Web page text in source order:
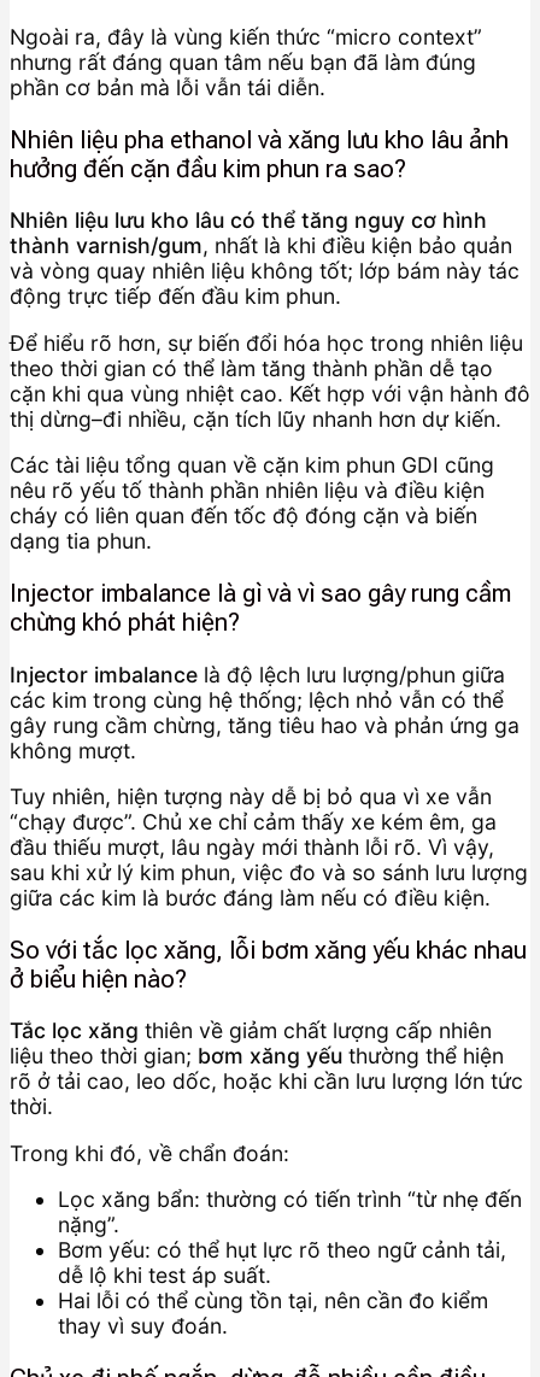
Ngoài ra, đây là vùng kiến thức “micro context”
nhưng rất đáng quan tâm nếu bạn đã làm đúng
phần cơ bản mà lỗi vẫn tái diễn.
Nhiên liệu pha ethanol và xăng lưu kho lâu ảnh
hưởng đến cặn đầu kim phun ra sao?
Nhiên liệu lưu kho lâu có thể tăng nguy cơ hình
thành varnish/gum, nhất là khi điều kiện bảo quản
và vòng quay nhiên liệu không tốt; lớp bám này tác
động trực tiếp đến đầu kim phun.
Để hiểu rõ hơn, sự biến đổi hóa học trong nhiên liệu
theo thời gian có thể làm tăng thành phần dễ tạo
cặn khi qua vùng nhiệt cao. Kết hợp với vận hành đô
thị dừng–đi nhiều, cặn tích lũy nhanh hơn dự kiến.
Các tài liệu tổng quan về cặn kim phun GDI cũng
nêu rõ yếu tố thành phần nhiên liệu và điều kiện
cháy có liên quan đến tốc độ đóng cặn và biến
dạng tia phun.
Injector imbalance là gì và vì sao gây rung cầm
chừng khó phát hiện?
Injector imbalance là độ lệch lưu lượng/phun giữa
các kim trong cùng hệ thống; lệch nhỏ vẫn có thể
gây rung cầm chừng, tăng tiêu hao và phản ứng ga
không mượt.
Tuy nhiên, hiện tượng này dễ bị bỏ qua vì xe vẫn
“chạy được”. Chủ xe chỉ cảm thấy xe kém êm, ga
đầu thiếu mượt, lâu ngày mới thành lỗi rõ. Vì vậy,
sau khi xử lý kim phun, việc đo và so sánh lưu lượng
giữa các kim là bước đáng làm nếu có điều kiện.
So với tắc lọc xăng, lỗi bơm xăng yếu khác nhau
ở biểu hiện nào?
Tắc lọc xăng thiên về giảm chất lượng cấp nhiên
liệu theo thời gian; bơm xăng yếu thường thể hiện
rõ ở tải cao, leo dốc, hoặc khi cần lưu lượng lớn tức
thời.
Trong khi đó, về chẩn đoán:
Lọc xăng bẩn: thường có tiến trình “từ nhẹ đến
nặng”.
Bơm yếu: có thể hụt lực rõ theo ngữ cảnh tải,
dễ lộ khi test áp suất.
Hai lỗi có thể cùng tồn tại, nên cần đo kiểm
thay vì suy đoán.